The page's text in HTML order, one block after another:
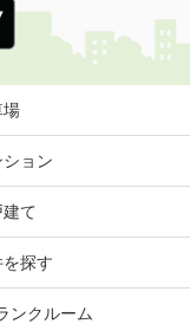
場
ョン
て
探す
ンクルーム